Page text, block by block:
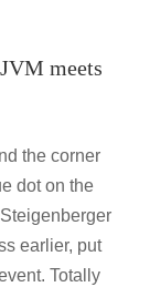
meets
the corner
dot on the
earlier, put
Totally